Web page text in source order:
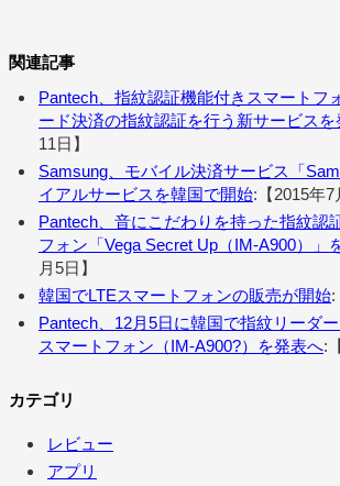
関連記事
Pantech、指紋認証機能付きスマートフ
ード決済の指紋認証を行う新サービスを
11日】
Samsung、モバイル決済サービス「
イアルサービスを韓国で開始:【2015年7
Pantech、音にこだわりを持った指紋認
フォン「Vega Secret Up（IM-A900）」
月5日】
韓国でLTEスマートフォンの販売が開始:
Pantech、12月5日に韓国で指紋リーダ
スマートフォン（IM-A900?）を発表へ:
カテゴリ
レビュー
アプリ